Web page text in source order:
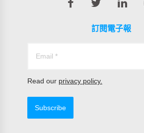
訂閱電子報
Read our privacy policy.
Subscribe